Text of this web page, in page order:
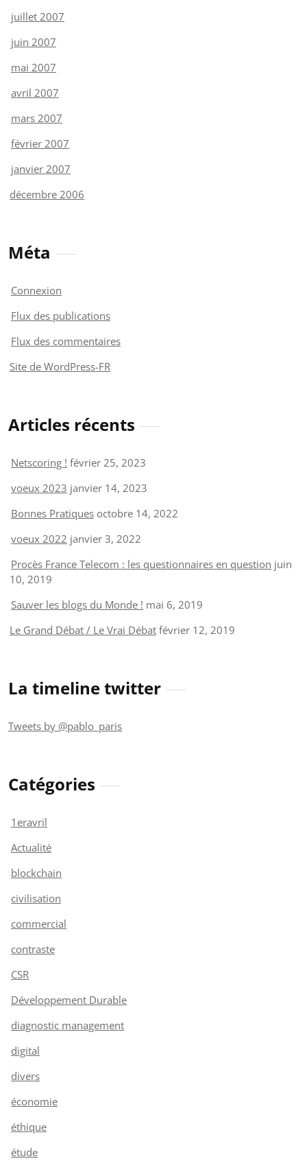
juillet 2007
juin 2007
mai 2007
avril 2007
mars 2007
février 2007
janvier 2007
décembre 2006
Méta
Connexion
Flux des publications
Flux des commentaires
Site de WordPress-FR
Articles récents
Netscoring ! février 25, 2023
voeux 2023 janvier 14, 2023
Bonnes Pratiques octobre 14, 2022
voeux 2022 janvier 3, 2022
Procès France Telecom : les questionnaires en question juin
10, 2019
Sauver les blogs du Monde ! mai 6, 2019
Le Grand Débat / Le Vrai Débat février 12, 2019
La timeline twitter
Tweets by @pablo_paris
Catégories
1eravril
Actualité
blockchain
civilisation
commercial
contraste
CSR
Développement Durable
diagnostic management
digital
divers
économie
éthique
étude